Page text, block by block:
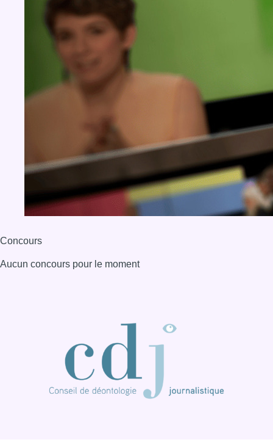
Concours
Aucun concours pour le moment